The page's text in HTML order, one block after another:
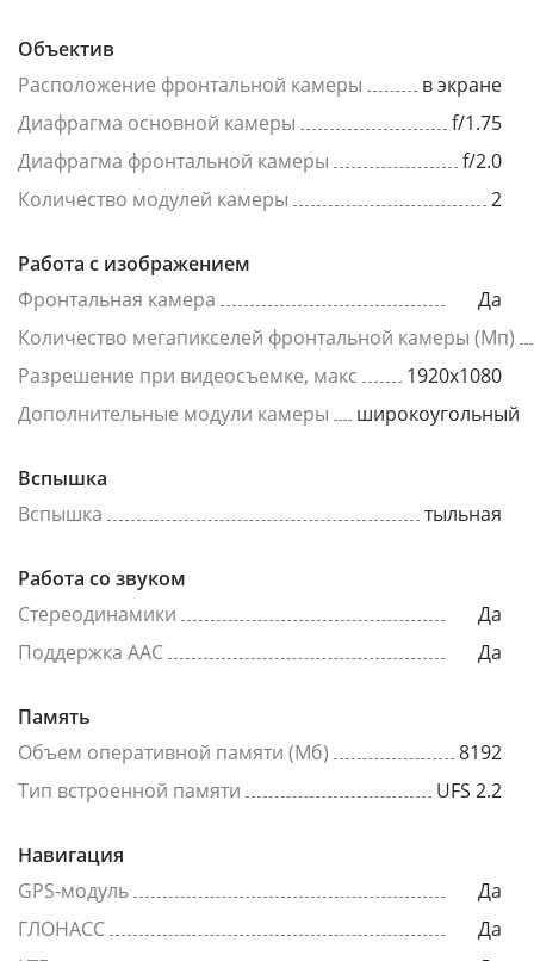
Объектив
Расположение фронтальной камеры
в экране
Диафрагма основной камеры
f/1.75
Диафрагма фронтальной камеры
f/2.0
Количество модулей камеры
2
Работа с изображением
Фронтальная камера
Да
Количество мегапикселей фронтальной камеры (Мп)
Разрешение при видеосъемке, макс
1920x1080
Дополнительные модули камеры
широкоугольный
Вспышка
Вспышка
тыльная
Работа со звуком
Стереодинамики
Да
Поддержка AAC
Да
Память
Объем оперативной памяти (Мб)
8192
Тип встроенной памяти
UFS 2.2
Навигация
GPS-модуль
Да
ГЛОНАСС
Да